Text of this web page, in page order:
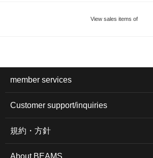
View sales items of
member services
Customer support/inquiries
規約・方針
About BEAMS